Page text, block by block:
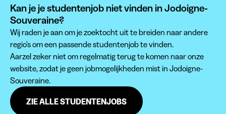
Kan je je studentenjob niet vinden in Jodoigne-
Souveraine?
Wij raden je aan om je zoektocht uit te breiden naar andere
regio's om een passende studentenjob te vinden.
Aarzel zeker niet om regelmatig terug te komen naar onze
website, zodat je geen jobmogelijkheden mist in Jodoigne-
Souveraine.
ZIE ALLE STUDENTENJOBS